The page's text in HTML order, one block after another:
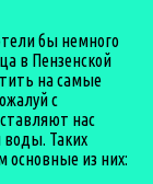
бы немного
в Пензенской
на самые
с
нас
воды. Таких
основные из них: